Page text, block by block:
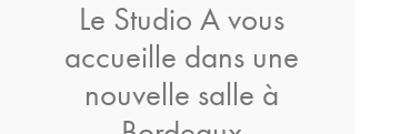
Le Studio A vous
accueille dans une
nouvelle salle à